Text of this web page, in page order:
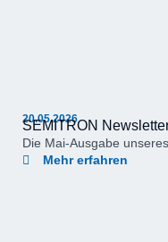
20.05.2026
SEMITRON
Die Mai-Ausgabe
Mehr erfahren